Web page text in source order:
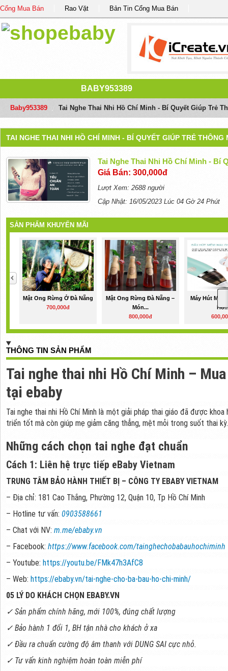
Cổng Mua Bán Rao Vặt Bản Tin Cổng Mua Bán
BABY953389
Baby953389 Tai Nghe Thai Nhi Hồ Chí Minh - Bí Quyết Giúp Trẻ
TAI NGHE THAI NHI HỒ CHÍ MINH - BÍ QUYẾT GIÚP TRẺ THÔNG
Tai Nghe Thai Nhi Hồ Chí Minh - Bí
Giá Bán: 300,000đ
Lượt Xem: 2688 người
Cập Nhật: 16/05/2023 Lúc 04 Gờ 24 Phút
SẢN PHẨM KHUYẾN MÃI
Mật Ong Rừng Ở Đà Nẵng
700,000đ
Mật Ong Rừng Đà Nẵng –
Món...
800,000đ
Máy Hút Mũi
THÔNG TIN SẢN PHẨM
Tai nghe thai nhi Hồ Chí Minh –
tại ebaby
Tai nghe thai nhi Hồ Chí Minh là một giải pháp thai giáo đã được
triển tốt mà còn giúp mẹ giảm căng thẳng, mệt mỏi trong suốt thai kỳ.
Những cách chọn tai nghe đạt chuẩn
Cách 1: Liên hệ trực tiếp eBaby Vietnam
TRUNG TÂM BẢO HÀNH THIẾT BỊ – CÔNG TY EBABY VIETNAM
– Địa chỉ: 181 Cao Thắng, Phường 12, Quận 10, Tp Hồ Chí Minh
– Hotline tư vấn: 0903588661
– Chat với NV: m.me/ebaby.vn
– Facebook: https://www.facebook.com/tainghechobabauhochiminh
– Youtube: https://youtu.be/FMk47h3AfC8
– Web: https://ebaby.vn/tai-nghe-cho-ba-bau-ho-chi-minh/
05 LÝ DO KHÁCH CHỌN EBABY.VN
✓ Sản phẩm chính hãng, mới 100%, đúng chất lượng
✓ Bảo hành 1 đổi 1, BH tận nhà cho khách ở xa
✓ Đầu ra chuẩn cường độ âm thanh với DUNG SAI cực nhỏ.
✓ Tư vấn kinh nghiệm hoàn toàn miễn phí